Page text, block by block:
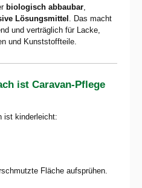
biologisch abbaubar,
Lösungsmittel . Das macht
und verträglich für Lacke,
und Kunststoffteile.
ist Caravan-Pflege
ist kinderleicht:
Fläche aufsprühen.